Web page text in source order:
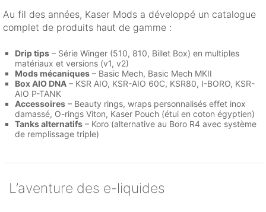
Au fil des années, Kaser Mods a développé un catalogue
complet de produits haut de gamme :
Drip tips – Série Winger (510, 810, Billet Box) en multiples
matériaux et versions (v1, v2)
Mods mécaniques – Basic Mech, Basic Mech MKII
Box AIO DNA – KSR AIO, KSR-AIO 60C, KSR80, I-BORO, KSR-
AIO P-TANK
Accessoires – Beauty rings, wraps personnalisés effet inox
damassé, O-rings Viton, Kaser Pouch (étui en coton égyptien)
Tanks alternatifs – Koro (alternative au Boro R4 avec système
de remplissage triple)
L’aventure des e-liquides